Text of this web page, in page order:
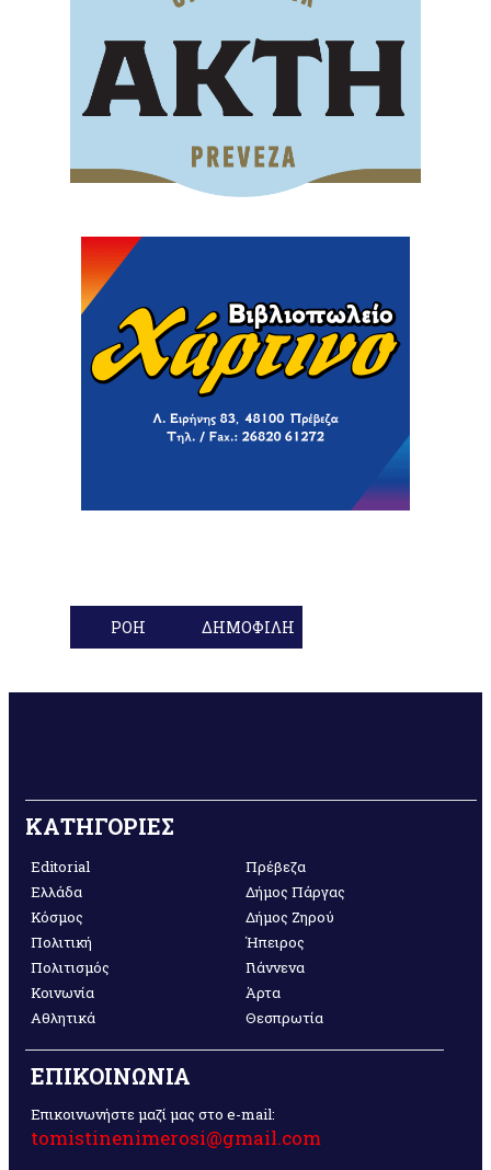
ΡΟΗ ΔΗΜΟΦΙΛΗ
ΚΑΤΗΓΟΡΙΕΣ
Editorial
Ελλάδα
Κόσμος
Πολιτική
Πολιτισμός
Κοινωνία
Αθλητικά
Πρέβεζα
Δήμος Πάργας
Δήμος Ζηρού
Ήπειρος
Γιάννενα
Άρτα
Θεσπρωτία
ΕΠΙΚΟΙΝΩΝΙΑ
Επικοινωνήστε μαζί μας στο e-mail:
tomistinenimerosi@gmail.com